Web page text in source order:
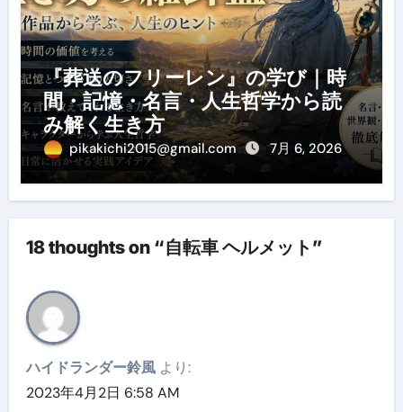
『葬送のフリーレン』の学び｜時
間・記憶・名言・人生哲学から読
み解く生き方
pikakichi2015@gmail.com 7月 6, 2026
18 thoughts on “自転車 ヘルメット”
ハイドランダー鈴風 より:
2023年4月2日 6:58 AM